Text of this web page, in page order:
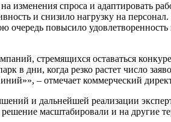
изменения спроса и адаптировать
и снизило нагрузку на
очередь повысило
стремящихся оставаться
в дни, когда резко растет число
– отмечает коммерческий
и дальнейшей реализации
масштабировали и на другие